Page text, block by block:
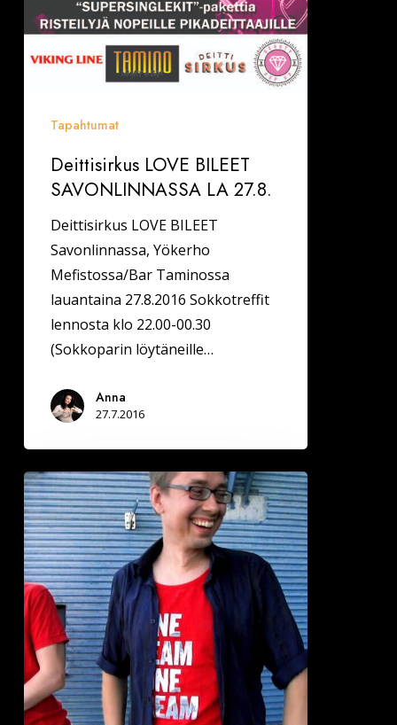
Tapahtumat
Deittisirkus LOVE BILEET
SAVONLINNASSA LA 27.8.
Deittisirkus LOVE BILEET
Savonlinnassa, Yökerho
Mefistossa/Bar Taminossa
lauantaina 27.8.2016 Sokkotreffit
lennosta klo 22.00-00.30
(Sokkoparin löytäneille…
Anna
27.7.2016
NAISET
HUOMIO
-
Elias
Helsingistä
etsii
juuri
sinua,
katso
video!